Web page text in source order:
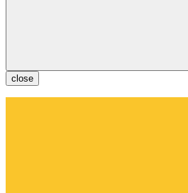
close